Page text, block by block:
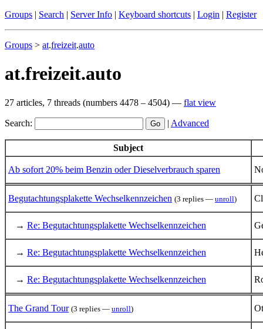
Groups | Search | Server Info | Keyboard shortcuts | Login | Register
Groups > at.freizeit.auto
at.freizeit.auto
27 articles, 7 threads (numbers 4478 – 4504) — flat view
Search: | Advanced
Subject
Ab sofort 20% beim Benzin oder Dieselverbrauch sparen
Begutachtungsplakette Wechselkennzeichen (3 replies — unroll)
→ Re: Begutachtungsplakette Wechselkennzeichen
→ Re: Begutachtungsplakette Wechselkennzeichen
→ Re: Begutachtungsplakette Wechselkennzeichen
The Grand Tour (3 replies — unroll)